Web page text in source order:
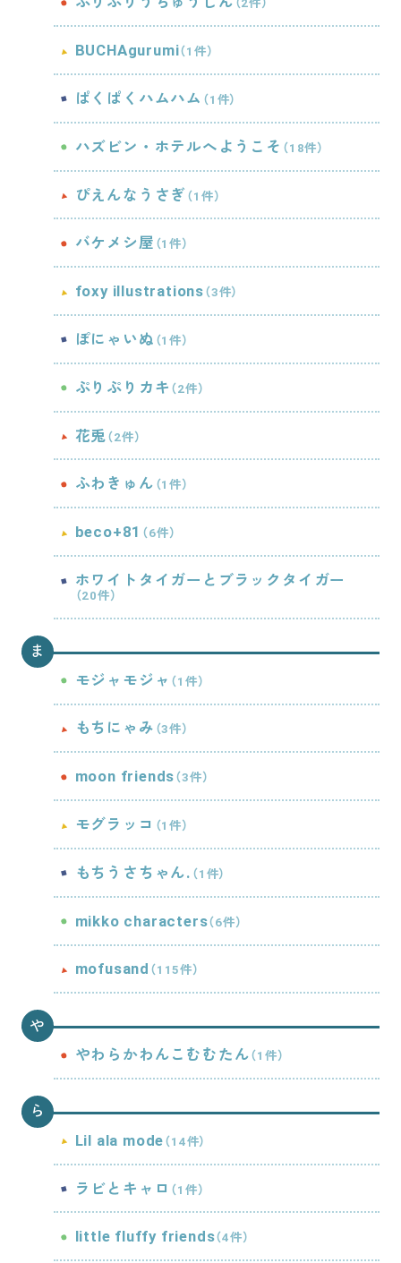
（2件）
BUCHAgurumi（1件）
ぱくぱくハムハム （1件）
ハズビン・ホテルへようこそ （18件）
ぴえんなうさぎ （1件）
バケメシ屋 （1件）
foxy illustrations （3件）
ぽにゃいぬ （1件）
ぷりぷりカキ （2件）
花兎 （2件）
ふわきゅん （1件）
beco+81 （6件）
ホワイトタイガーとブラックタイガー
（20件）
ま
モジャモジャ （1件）
もちにゃみ （3件）
moon friends （3件）
モグラッコ （1件）
もちうさちゃん. （1件）
mikko characters（6件）
mofusand （115件）
や
やわらかわんこむむたん （1件）
ら
Lil ala mode （14件）
ラビとキャロ （1件）
little fluffy friends（4件）